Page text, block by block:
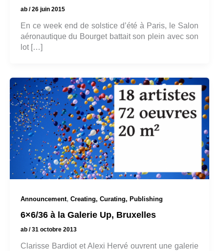
ab /26 juin 2015
En ce week end de solstice d’été à Paris, le Salon
aéronautique du Bourget battait son plein avec son
lot […]
Announcement, Creating, Curating, Publishing
6×6/36 à la Galerie Up, Bruxelles
ab /31 octobre 2013
Clarisse Bardiot et Alexi Hervé ouvrent une galerie